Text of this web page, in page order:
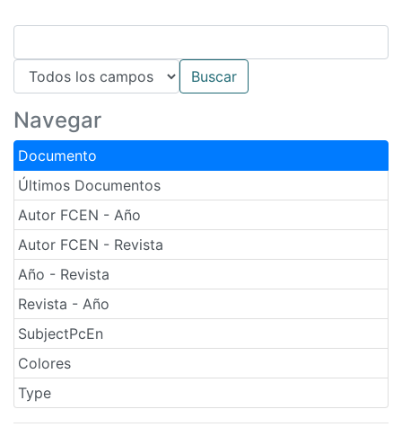
Navegar
Documento
Últimos Documentos
Autor FCEN - Año
Autor FCEN - Revista
Año - Revista
Revista - Año
SubjectPcEn
Colores
Type